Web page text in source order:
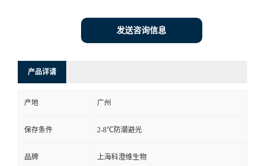
发送咨询信息
产品详请
产地 广州
保存条件 2-8℃防潮避光
品牌 上海科澄维生物